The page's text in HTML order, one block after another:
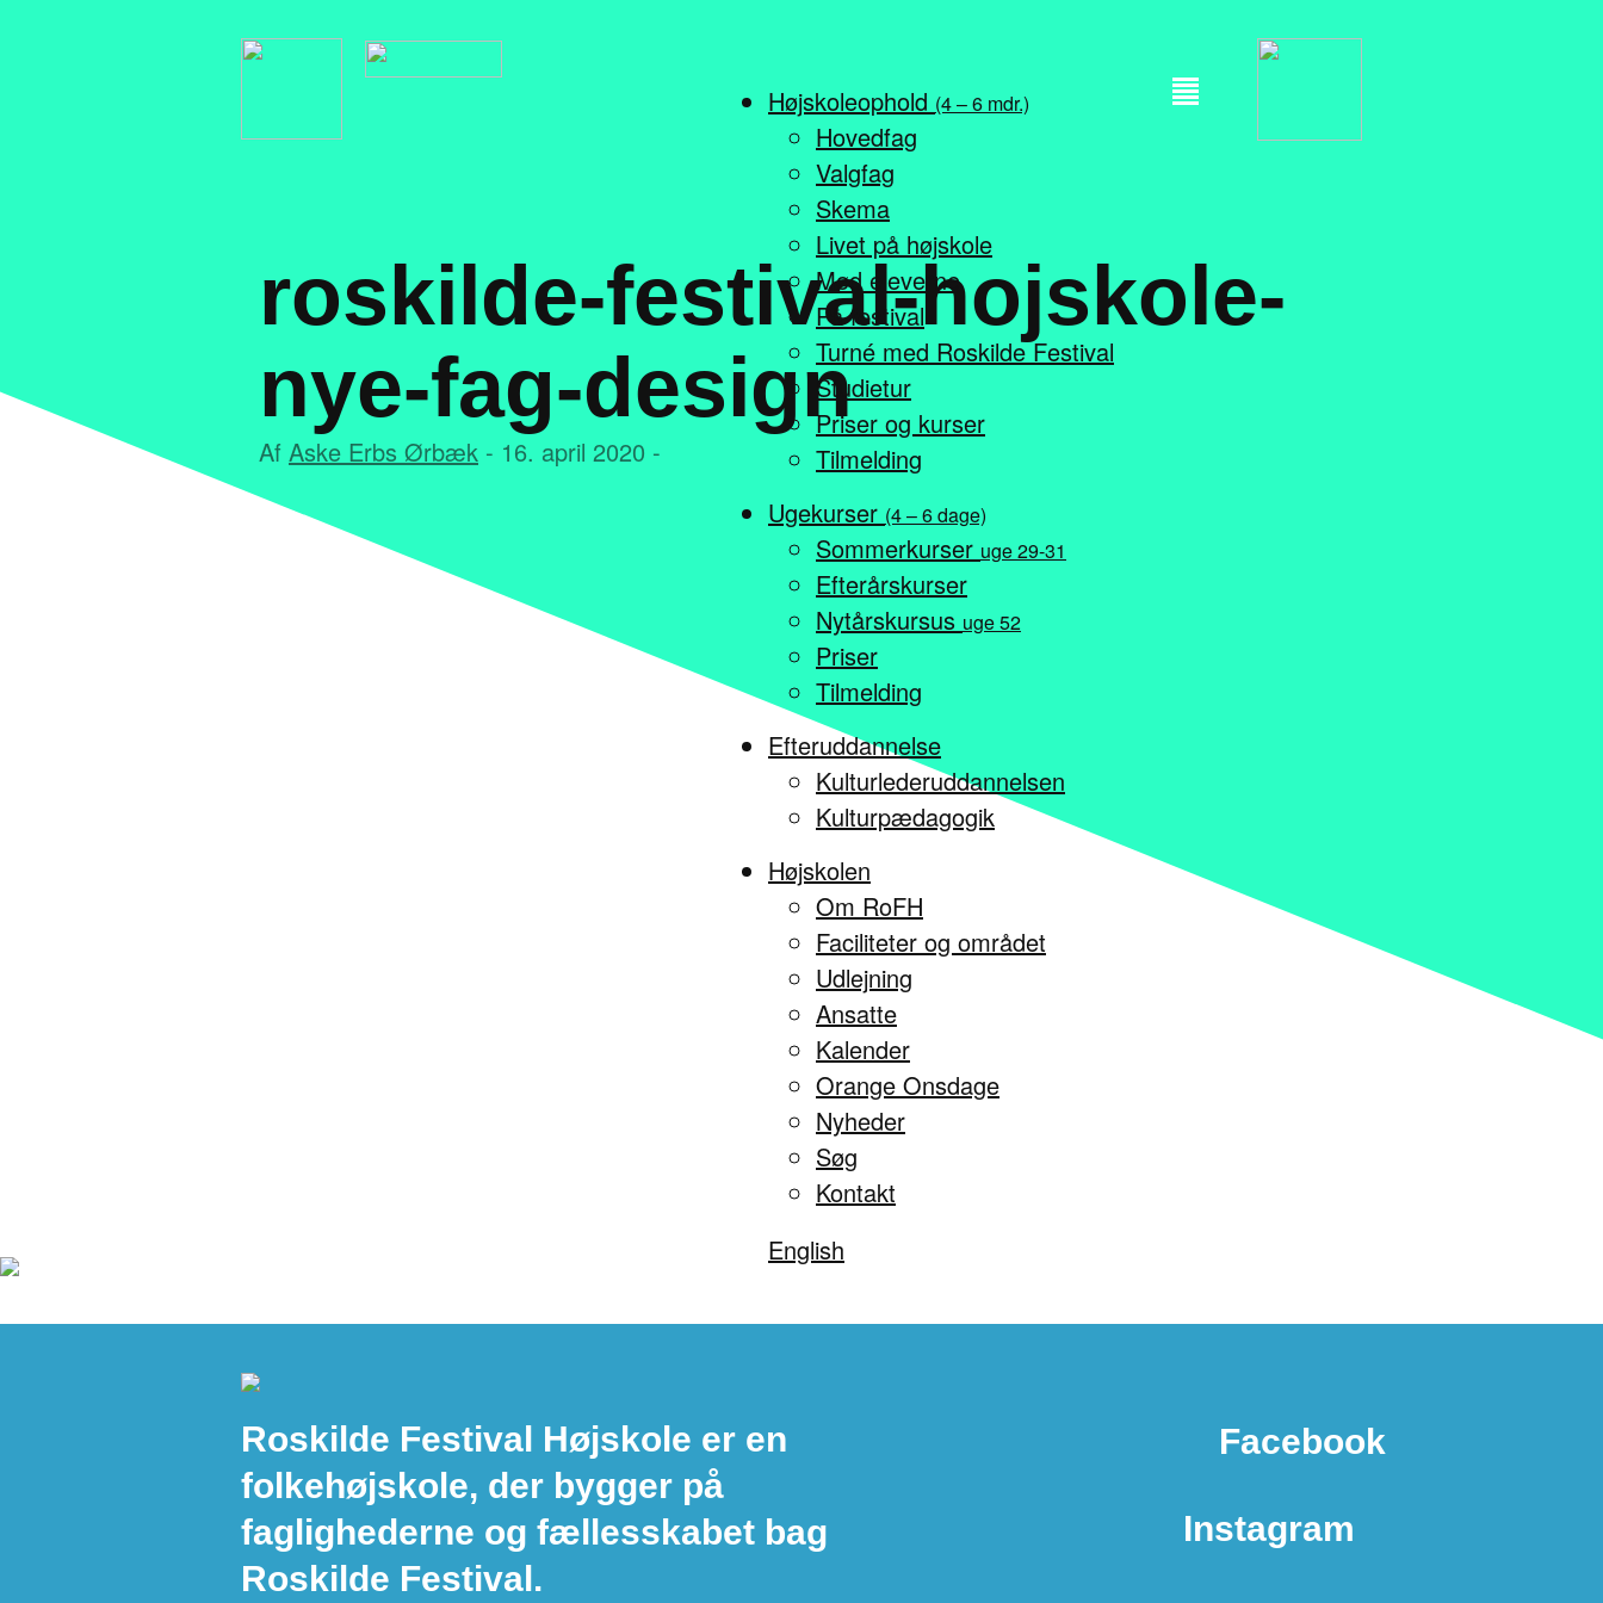
Højskoleophold (4 – 6 mdr.)
Hovedfag
Valgfag
Skema
Livet på højskole
Mød eleverne
På festival
Turné med Roskilde Festival
Studietur
Priser og kurser
Tilmelding
Ugekurser (4 – 6 dage)
Sommerkurser uge 29-31
Efterårskurser
Nytårskursus uge 52
Priser
Tilmelding
Efteruddannelse
Kulturlederuddannelsen
Kulturpædagogik
Højskolen
Om RoFH
Faciliteter og området
Udlejning
Ansatte
Kalender
Orange Onsdage
Nyheder
Søg
Kontakt
English
roskilde-festival-hojskole-
nye-fag-design
Af Aske Erbs Ørbæk - 16. april 2020 -
Roskilde Festival Højskole er en
folkehøjskole, der bygger på
faglighederne og fællesskabet bag
Roskilde Festival.
Facebook
Instagram